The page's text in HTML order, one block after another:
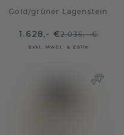
Gold/grüner Lagenstein
1.628,- €2.035,- €
Exkl. MwSt. & Zölle